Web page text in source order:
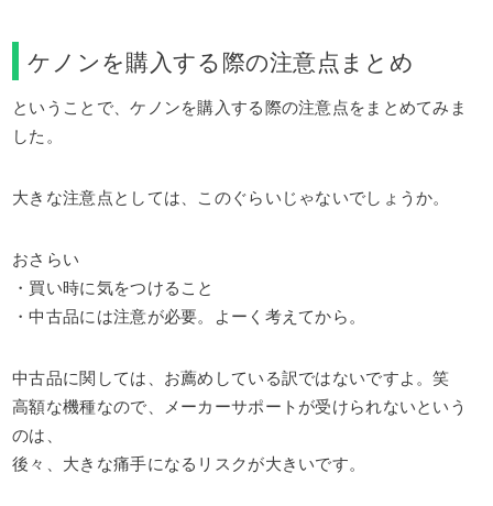
ケノンを購入する際の注意点まとめ
ということで、ケノンを購入する際の注意点をまとめてみま
した。
大きな注意点としては、このぐらいじゃないでしょうか。
おさらい
・買い時に気をつけること
・中古品には注意が必要。よーく考えてから。
中古品に関しては、お薦めしている訳ではないですよ。笑
高額な機種なので、メーカーサポートが受けられないという
のは、
後々、大きな痛手になるリスクが大きいです。